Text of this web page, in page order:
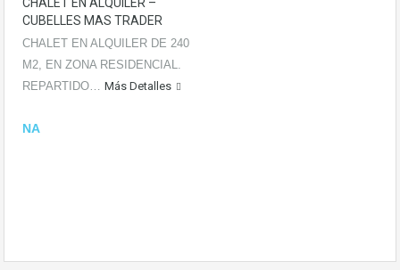
CHALET EN ALQUILER –
CUBELLES MAS TRADER
CHALET EN ALQUILER DE 240
M2, EN ZONA RESIDENCIAL.
REPARTIDO… Más Detalles
NA